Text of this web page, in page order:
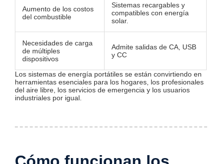
Aumento de los costos
del combustible
Sistemas recargables y
compatibles con energía
solar.
Necesidades de carga
de múltiples
dispositivos
Admite salidas de CA, USB
y CC
Los sistemas de energía portátiles se están convirtiendo en
herramientas esenciales para los hogares, los profesionales
del aire libre, los servicios de emergencia y los usuarios
industriales por igual.